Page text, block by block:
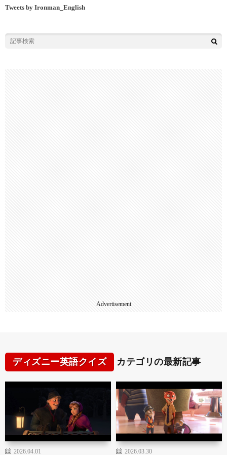
Tweets by Ironman_English
Advertisement
ディズニー英語クイズ カテゴリの最新記事
2026.04.01 2026.03.30